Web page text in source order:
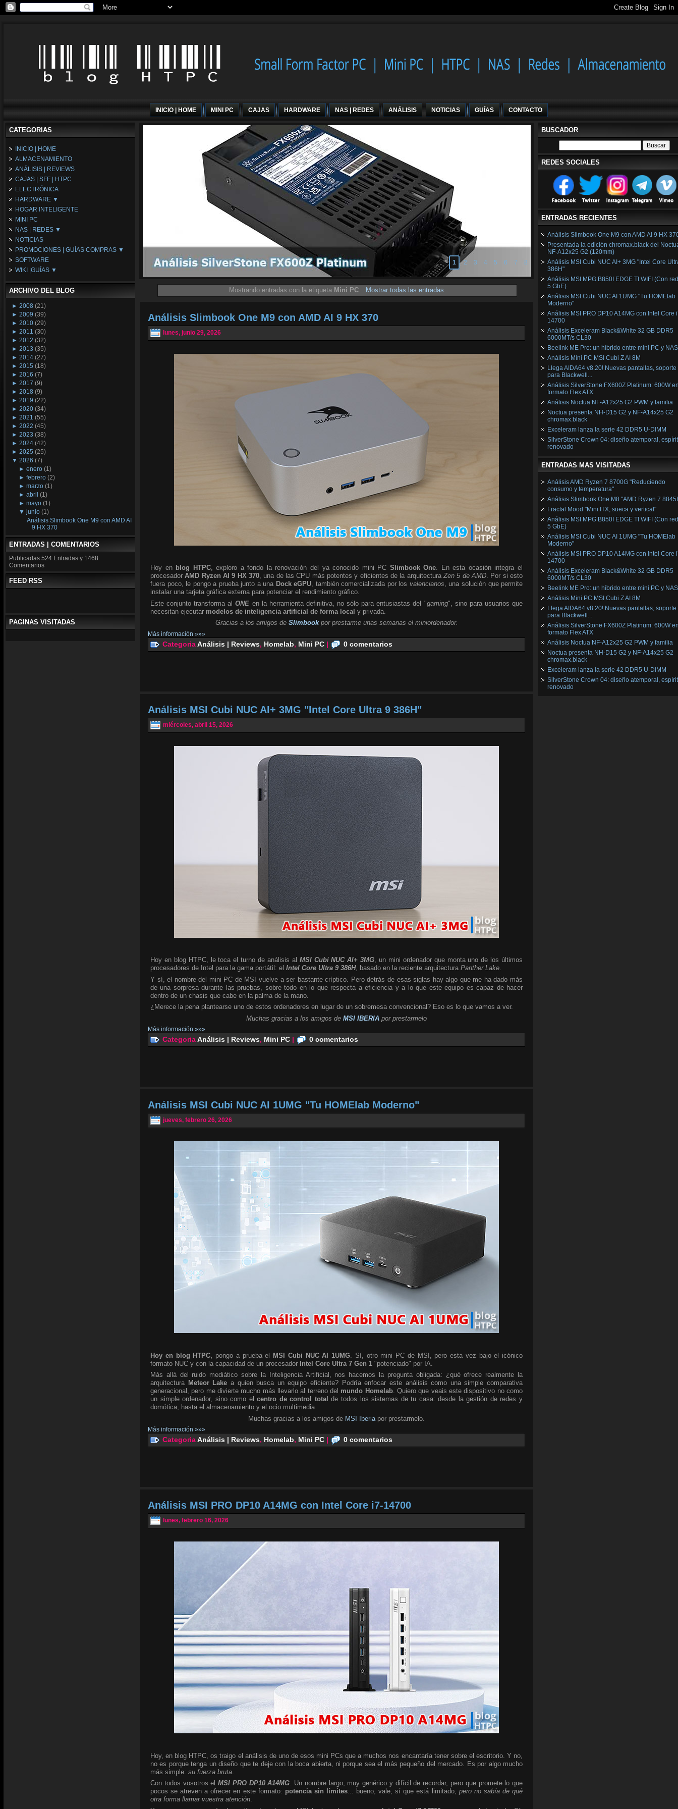
INICIO | HOME MINI PC CAJAS HARDWARE NAS | REDES ANÁLISIS NOTICIAS GUÍAS CONTACTO
CATEGORIAS
INICIO | HOME
ALMACENAMIENTO
ANÁLISIS | REVIEWS
CAJAS | SFF | HTPC
ELECTRÓNICA
HARDWARE ▼
Fuentes de Alimentación
Memória RAM
Placas Base
Procesadores
Periféricos
Refrigeración
Tarjetas Gráficas
HOGAR INTELIGENTE
MINI PC
NAS | REDES ▼
NAS
Espacio Synology
Redes
NOTICIAS
PROMOCIONES | GUÍAS COMPRAS ▼
Configuraciones Ordenadores
Guías de Compras
SOFTWARE
WIKI |GUÍAS ▼
Wikipedia
ARCHIVO DEL BLOG
► 2008 (21)
► 2009 (39)
► 2010 (29)
► 2011 (30)
► 2012 (32)
► 2013 (35)
► 2014 (27)
► 2015 (18)
► 2016 (7)
► 2017 (9)
► 2018 (9)
► 2019 (22)
► 2020 (34)
► 2021 (55)
► 2022 (45)
► 2023 (38)
► 2024 (42)
► 2025 (25)
▼ 2026 (7)
►enero (1)
►febrero (2)
►marzo (1)
►abril (1)
►mayo (1)
▼junio (1)
Análisis Slimbook One M9 con AMD AI
9 HX 370
ENTRADAS | COMENTARIOS
Publicadas 524 Entradas y 1468
Comentarios
FEED RSS
PAGINAS VISITADAS
1 2 3 4 5 6 7 8
Mostrando entradas con la etiqueta Mini PC Mostrar todas las entradas
Análisis Slimbook One M9 con AMD AI 9 HX 370
lunes, junio 29, 2026
Hoy en blog HTPC, exploro a fondo la renovación del ya conocido mini PC Slimbook One. En esta ocasión integra el
procesadorAMD Ryzen AI 9 HX 370, una de las CPU más potentes y eficientes de la arquitecturaZen 5 de AMD. Por si esto
fuera poco, le pongo a prueba junto a una Dock eGPU, también comercializada por los valencianos, una solución que permite
instalar una tarjeta gráfica externa para potenciar el rendimiento gráfico.
Este conjunto transforma alONE en la herramienta definitiva, no sólo para entusiastas del "gaming", sino para usuarios que
necesitan ejecutar modelos de inteligencia artificial de forma local y privada.
Gracias a los amigos de Slimbook por prestarme unas semanas el miniordenador.
Más información »»»
CategoriaAnálisis | Reviews, Homelab, Mini PC | 0 comentarios
Análisis MSI Cubi NUC AI+ 3MG "Intel Core Ultra 9 386H"
miércoles, abril 15, 2026
Hoy en blog HTPC, le toca el turno de análisis al MSI Cubi NUC AI+ 3MG, un mini ordenador que monta uno de los últimos
procesadores de Intel para la gama portátil: el Intel Core Ultra 9 386H, basado en la reciente arquitectura Panther Lake.
Y sí, el nombre del mini PC de MSI vuelve a ser bastante críptico. Pero detrás de esas siglas hay algo que me ha dado más
de una sorpresa durante las pruebas, sobre todo en lo que respecta a eficiencia y a lo que este equipo es capaz de hacer
dentro de un chasis que cabe en la palma de la mano.
¿Merece la pena plantearse uno de estos ordenadores en lugar de un sobremesa convencional? Eso es lo que vamos a ver.
Muchas gracias a los amigos de MSI IBERIA por prestarmelo
Más información »»»
CategoriaAnálisis | Reviews, Mini PC | 0 comentarios
Análisis MSI Cubi NUC AI 1UMG "Tu HOMElab Moderno"
jueves, febrero 26, 2026
Hoy en blog HTPC, pongo a prueba el MSI Cubi NUC AI 1UMG . Sí, otro mini PC de MSI, pero esta vez bajo el icónico
formato NUC y con la capacidad de un procesador Intel Core Ultra 7 Gen 1 "potenciado" por IA.
Más allá del ruido mediático sobre la Inteligencia Artificial, nos hacemos la pregunta obligada: ¿qué ofrece realmente la
arquitectura Meteor Lake a quien busca un equipo eficiente? Podría enfocar este análisis como una simple comparativa
generacional, pero me divierte mucho más llevarlo al terreno del mundo Homelab. Quiero que veais este dispositivo no como
un simple ordenador, sino como elcentro de control total de todos los sistemas de tu casa: desde la gestión de redes y
domótica, hasta el almacenamiento y el ocio multimedia.
Muchas gracias a los amigos de MSI Iberia por prestarmelo.
Más información »»»
CategoriaAnálisis | Reviews, Homelab, Mini PC | 0 comentarios
Análisis MSI PRO DP10 A14MG con Intel Core i7-14700
lunes, febrero 16, 2026
Hoy, en blog HTPC, os traigo el análisis de uno de esos mini PCs que a muchos nos encantaría tener sobre el escritorio. Y no,
no es porque tenga un diseño que te deje con la boca abierta, ni porque sea el más pequeño del mercado. Es por algo mucho
más simple: su fuerza bruta
Con todos vosotros elMSI PRO DP10 A14MG. Un nombre largo, muy genérico y difícil de recordar, pero que promete lo que
pocos se atreven a ofrecer en este formato: potencia sin límites... bueno, vale, sí que está limitado, pero no sabía de qué
otra forma llamar vuestra atención.
BUSCADOR
REDES SOCIALES
ENTRADAS RECIENTES
Análisis Slimbook One M9 con AMD AI 9 HX
Presentada la edición chromax.black del
NF‑A12x25 G2 (120mm)
Análisis MSI Cubi NUC AI+ 3MG "Intel Core
386H"
Análisis MSI MPG B850I EDGE TI WIFI (Con
5 GbE)
Análisis MSI Cubi NUC AI 1UMG "Tu HOMElab
Moderno"
Análisis MSI PRO DP10 A14MG con Intel Core
14700
Análisis Exceleram Black&White 32 GB DDR5
6000MT/s CL30
Beelink ME Pro: un híbrido entre mini PC y NAS
Análisis Mini PC MSI Cubi Z AI 8M
Llega AIDA64 v8.20! Nuevas pantallas, soporte
para Blackwell...
Análisis SilverStone FX600Z Platinum: 600W
formato Flex ATX
Análisis Noctua NF-A12x25 G2 PWM y familia
Noctua presenta NH-D15 G2 y NF-A14x25 G2
chromax.black
Exceleram lanza la serie 42 DDR5 U-DIMM
SilverStone Crown 04: diseño atemporal,
renovado
ENTRADAS MAS VISITADAS
Análisis AMD Ryzen 7 8700G "Reduciendo
consumo y temperatura"
Análisis Slimbook One M8 "AMD Ryzen 7
Fractal Mood "Mini ITX, sueca y vertical"
Análisis MSI MPG B850I EDGE TI WIFI (Con
5 GbE)
Análisis MSI Cubi NUC AI 1UMG "Tu HOMElab
Moderno"
Análisis MSI PRO DP10 A14MG con Intel Core
14700
Análisis Exceleram Black&White 32 GB DDR5
6000MT/s CL30
Beelink ME Pro: un híbrido entre mini PC y NAS
Análisis Mini PC MSI Cubi Z AI 8M
Llega AIDA64 v8.20! Nuevas pantallas, soporte
para Blackwell...
Análisis SilverStone FX600Z Platinum: 600W
formato Flex ATX
Análisis Noctua NF-A12x25 G2 PWM y familia
Noctua presenta NH-D15 G2 y NF-A14x25 G2
chromax.black
Exceleram lanza la serie 42 DDR5 U-DIMM
SilverStone Crown 04: diseño atemporal,
renovado